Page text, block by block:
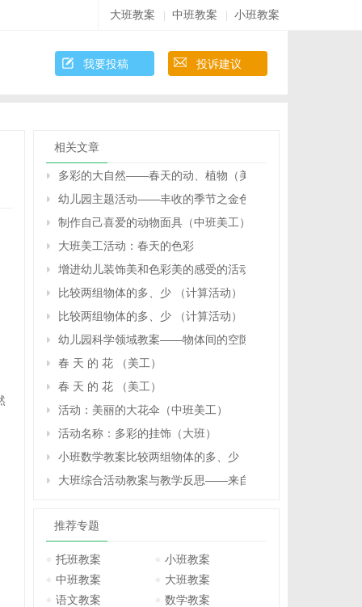
大班教案 中班教案 小班教案
我要投稿 投诉建议
相关文章
多彩的大自然――春天的动、植物（美工）
幼儿园主题活动——丰收的季节之金色的记忆（大班美术活
制作自己喜爱的动物面具（中班美工）
大班美工活动：春天的色彩
增进幼儿装饰美和色彩美的感受的活动：设计邮票（大班）
比较两组物体的多、少 （计算活动）
比较两组物体的多、少 （计算活动）
幼儿园科学领域教案——物体间的空隙（大班）
春 天 的 花 （美工）
春 天 的 花 （美工）
活动：美丽的大花伞（中班美工）
活动名称：多彩的挂饰（大班）
小班数学教案比较两组物体的多、少（计算活动）反思
大班综合活动教案与教学反思——来自夏天的故事
推荐专题
托班教案
小班教案
中班教案
大班教案
语文教案
数学教案